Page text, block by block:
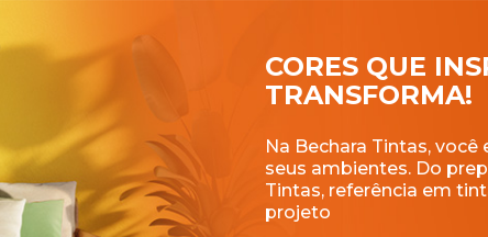
CORES QUE
TRANSFORMA!
Na Bechara Tintas,
seus ambientes. Do
Tintas, referência em
projeto